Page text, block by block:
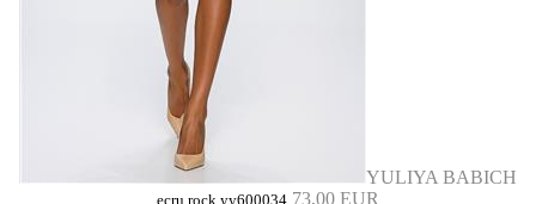
YULIYA BABICH
ecru rock yy600034 73,00 EUR